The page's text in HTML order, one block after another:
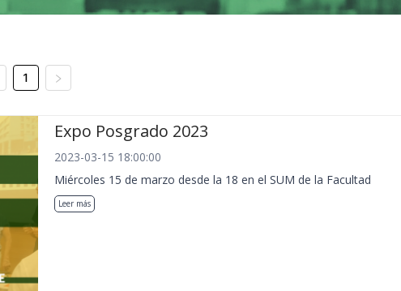
1
Expo Posgrado 2023
2023-03-15 18:00:00
Miércoles 15 de marzo desde la 18 en el SUM de la Facultad
Leer más